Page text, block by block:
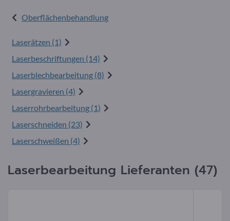
Oberflächenbehandlung
Laserätzen (1)
Laserbeschriftungen (14)
Laserblechbearbeitung (8)
Lasergravieren (4)
Laserrohrbearbeitung (1)
Laserschneiden (23)
Laserschweißen (4)
Laserbearbeitung Lieferanten (47)